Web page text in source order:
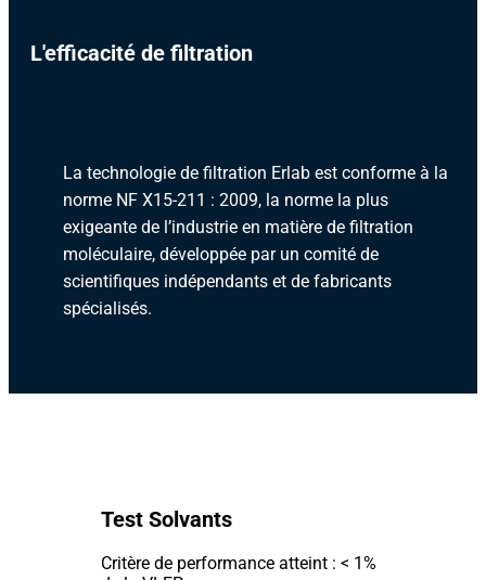
L'efficacité de filtration
La technologie de filtration Erlab est conforme à la
norme NF X15-211 : 2009, la norme la plus
exigeante de l’industrie en matière de filtration
moléculaire, développée par un comité de
scientifiques indépendants et de fabricants
spécialisés.
Test Solvants
Critère de performance atteint : < 1%